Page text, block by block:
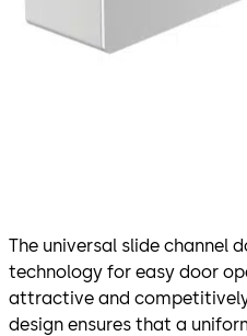
The universal slide channel
technology for easy door
attractive and competitively
design ensures that a